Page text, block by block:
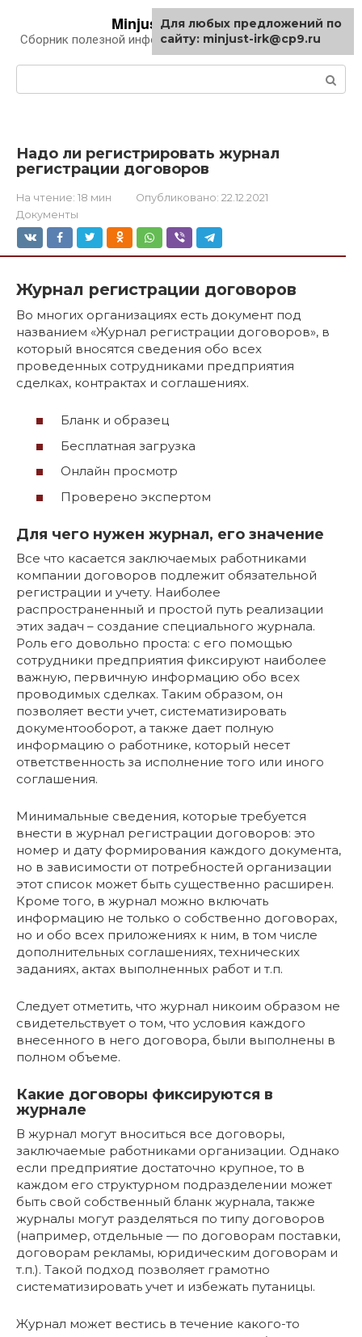
контенту
Minjust-irk.ru
Сборник полезной информации про автомобили
Надо ли регистрировать журнал
регистрации договоров
На чтение: 18 мин Опубликовано: 22.12.2021
Документы
Журнал регистрации договоров
Во многих организациях есть документ под
названием «Журнал регистрации договоров», в
который вносятся сведения обо всех
проведенных сотрудниками предприятия
сделках, контрактах и соглашениях.
Бланк и образец
Бесплатная загрузка
Онлайн просмотр
Проверено экспертом
Для чего нужен журнал, его значение
Все что касается заключаемых работниками
компании договоров подлежит обязательной
регистрации и учету. Наиболее
распространенный и простой путь реализации
этих задач – создание специального журнала.
Роль его довольно проста: с его помощью
сотрудники предприятия фиксируют наиболее
важную, первичную информацию обо всех
проводимых сделках. Таким образом, он
позволяет вести учет, систематизировать
документооборот, а также дает полную
информацию о работнике, который несет
ответственность за исполнение того или иного
соглашения.
Минимальные сведения, которые требуется
внести в журнал регистрации договоров: это
номер и дату формирования каждого документа,
но в зависимости от потребностей организации
этот список может быть существенно расширен.
Кроме того, в журнал можно включать
информацию не только о собственно договорах,
но и обо всех приложениях к ним, в том числе
дополнительных соглашениях, технических
заданиях, актах выполненных работ и т.п.
Следует отметить, что журнал никоим образом не
свидетельствует о том, что условия каждого
внесенного в него договора, были выполнены в
полном объеме.
Какие договоры фиксируются в
журнале
В журнал могут вноситься все договоры,
заключаемые работниками организации. Однако
если предприятие достаточно крупное, то в
каждом его структурном подразделении может
быть свой собственный бланк журнала, также
журналы могут разделяться по типу договоров
(например, отдельные — по договорам поставки,
договорам рекламы, юридическим договорам и
т.п.). Такой подход позволяет грамотно
систематизировать учет и избежать путаницы.
Журнал может вестись в течение какого-то
Для любых предложений по
сайту: minjust-irk@cp9.ru